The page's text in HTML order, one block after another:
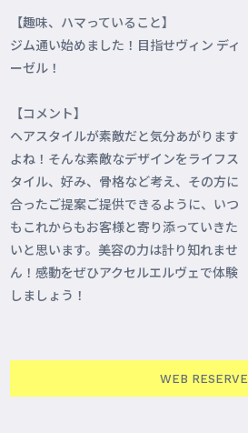
【趣味、ハマっていること】
ジム通い始めました！目指せヴィン ディ
ーゼル！
【コメント】
ヘアスタイルが素敵だと気分あがります
よね！そんな素敵なデザインをライフス
タイル、好み、骨格など考え、その方に
合ったご提案ご提供できるように、いつ
もこれからもお客様と寄り添っていきた
いと思います。美容の力は計り知れませ
ん！感動をぜひアクセルエルヴェで体験
しましょう！
WEB RESERVE